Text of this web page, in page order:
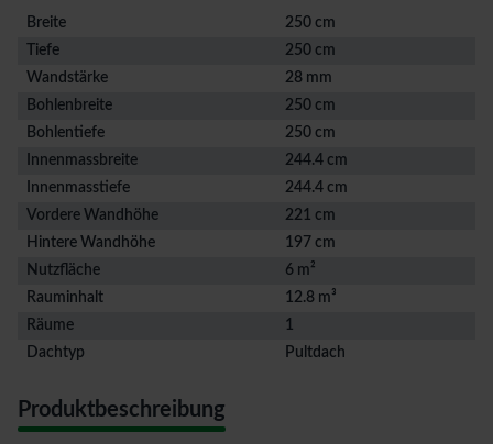
Breite
250 cm
Tiefe
250 cm
Wandstärke
28 mm
Bohlenbreite
250 cm
Bohlentiefe
250 cm
Innenmassbreite
244.4 cm
Innenmasstiefe
244.4 cm
Vordere Wandhöhe
221 cm
Hintere Wandhöhe
197 cm
Nutzfläche
6 m²
Rauminhalt
12.8 m³
Räume
1
Dachtyp
Pultdach
Produktbeschreibung